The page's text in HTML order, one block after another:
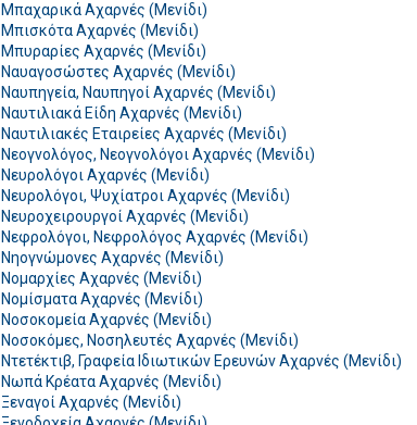
Μπαχαρικά Αχαρνές (Μενίδι)
Μπισκότα Αχαρνές (Μενίδι)
Μπυραρίες Αχαρνές (Μενίδι)
Ναυαγοσώστες Αχαρνές (Μενίδι)
Ναυπηγεία, Ναυπηγοί Αχαρνές (Μενίδι)
Ναυτιλιακά Είδη Αχαρνές (Μενίδι)
Ναυτιλιακές Εταιρείες Αχαρνές (Μενίδι)
Νεογνολόγος, Νεογνολόγοι Αχαρνές (Μενίδι)
Νευρολόγοι Αχαρνές (Μενίδι)
Νευρολόγοι, Ψυχίατροι Αχαρνές (Μενίδι)
Νευροχειρουργοί Αχαρνές (Μενίδι)
Νεφρολόγοι, Νεφρολόγος Αχαρνές (Μενίδι)
Νηογνώμονες Αχαρνές (Μενίδι)
Νομαρχίες Αχαρνές (Μενίδι)
Νομίσματα Αχαρνές (Μενίδι)
Νοσοκομεία Αχαρνές (Μενίδι)
Νοσοκόμες, Νοσηλευτές Αχαρνές (Μενίδι)
Ντετέκτιβ, Γραφεία Ιδιωτικών Ερευνών Αχαρνές (Μενίδι)
Νωπά Κρέατα Αχαρνές (Μενίδι)
Ξεναγοί Αχαρνές (Μενίδι)